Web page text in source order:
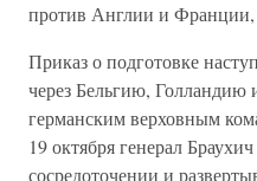
против Англии и Франции,
Приказ о подготовке
через Бельгию,
германским верховным
19 октября генерал
сосредоточении и